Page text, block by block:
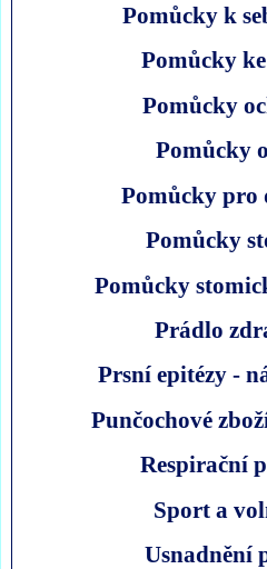
Pomůcky k
Pomůcky
Pomůcky
Pomůcky
Pomůcky pro
Pomůcky
Pomůcky
Prádlo
Prsní epitézy -
Punčochové
Respirační
Sport a
Usnadnění